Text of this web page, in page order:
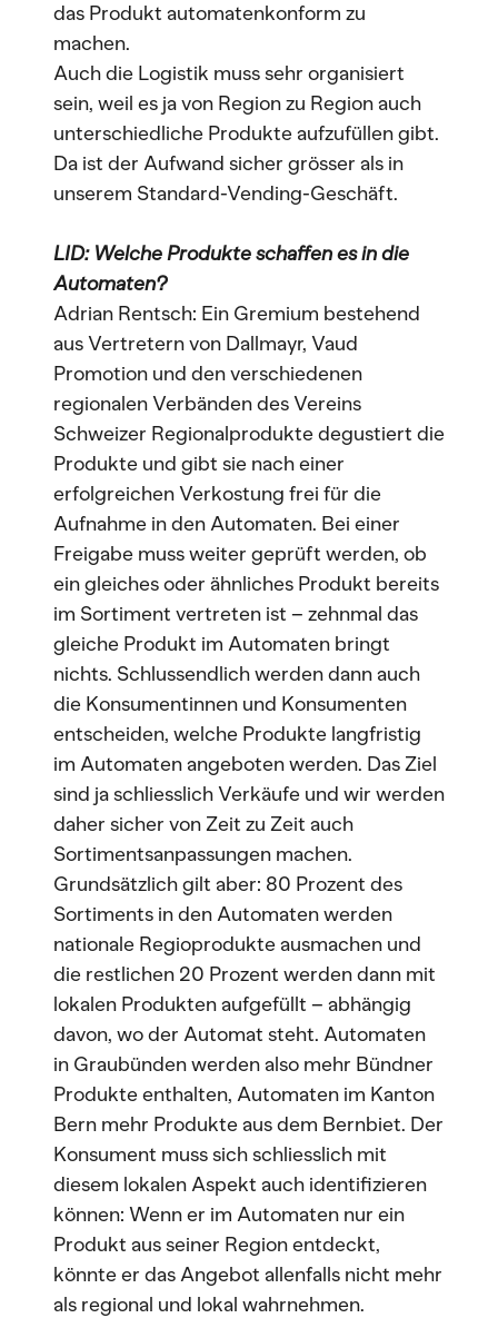
das Produkt automatenkonform zu
machen.
Auch die Logistik muss sehr organisiert
sein, weil es ja von Region zu Region auch
unterschiedliche Produkte aufzufüllen gibt.
Da ist der Aufwand sicher grösser als in
unserem Standard-Vending-Geschäft.
LID: Welche Produkte schaffen es in die
Automaten?
Adrian Rentsch: Ein Gremium bestehend
aus Vertretern von Dallmayr, Vaud
Promotion und den verschiedenen
regionalen Verbänden des Vereins
Schweizer Regionalprodukte degustiert die
Produkte und gibt sie nach einer
erfolgreichen Verkostung frei für die
Aufnahme in den Automaten. Bei einer
Freigabe muss weiter geprüft werden, ob
ein gleiches oder ähnliches Produkt bereits
im Sortiment vertreten ist – zehnmal das
gleiche Produkt im Automaten bringt
nichts. Schlussendlich werden dann auch
die Konsumentinnen und Konsumenten
entscheiden, welche Produkte langfristig
im Automaten angeboten werden. Das Ziel
sind ja schliesslich Verkäufe und wir werden
daher sicher von Zeit zu Zeit auch
Sortimentsanpassungen machen.
Grundsätzlich gilt aber: 80 Prozent des
Sortiments in den Automaten werden
nationale Regioprodukte ausmachen und
die restlichen 20 Prozent werden dann mit
lokalen Produkten aufgefüllt – abhängig
davon, wo der Automat steht. Automaten
in Graubünden werden also mehr Bündner
Produkte enthalten, Automaten im Kanton
Bern mehr Produkte aus dem Bernbiet. Der
Konsument muss sich schliesslich mit
diesem lokalen Aspekt auch identifizieren
können: Wenn er im Automaten nur ein
Produkt aus seiner Region entdeckt,
könnte er das Angebot allenfalls nicht mehr
als regional und lokal wahrnehmen.